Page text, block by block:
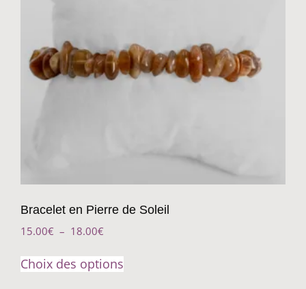
Bracelet en Pierre de Soleil
15.00€ – 18.00€
Choix des options